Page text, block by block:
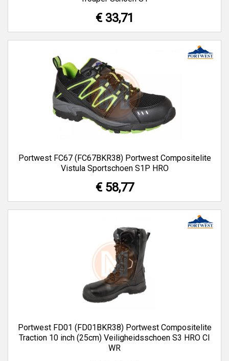
€ 33,71
Portwest FC67 (FC67BKR38) Portwest Compositelite
Vistula Sportschoen S1P HRO
€ 58,77
Portwest FD01 (FD01BKR38) Portwest Compositelite
Traction 10 inch (25cm) Veiligheidsschoen S3 HRO CI
WR